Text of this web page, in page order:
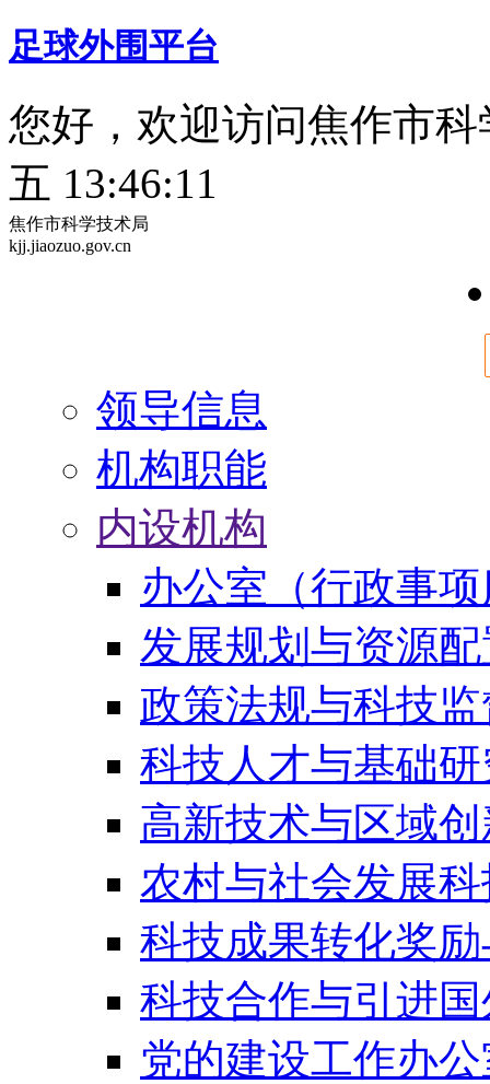
足球外围平台
您好，欢迎访问焦作市
五 13:46:12
焦作市科学技术局
kjj.jiaozuo.gov.cn
领导信息
机构职能
内设机构
办公室（行政事
发展规划与资源
政策法规与科技
科技人才与基础
高新技术与区域
农村与社会发展
科技成果转化奖
科技合作与引进
党的建设工作办